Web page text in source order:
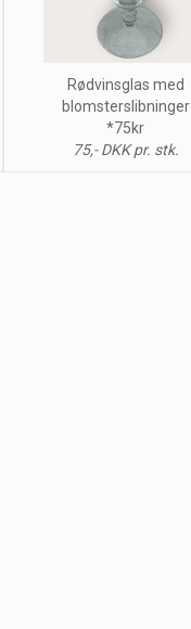
Rødvinsglas med
blomsterslibninger
*75kr
75,- DKK pr. stk.